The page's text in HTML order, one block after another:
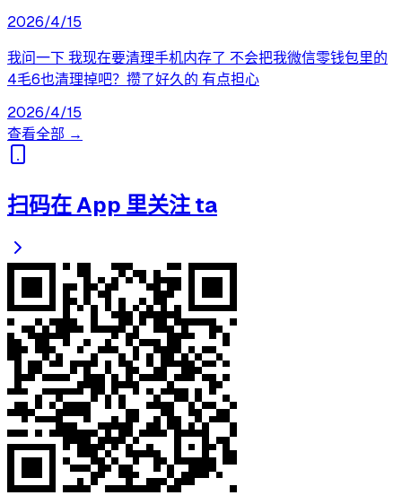
2026/4/15
我问一下 我现在要清理手机内存了 不会把我微信零钱包里的
4毛6也清理掉吧？攒了好久的 有点担心
2026/4/15
查看全部 →
扫码在 App 里关注 ta